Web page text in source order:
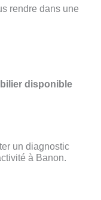
rendre dans une
disponible
un diagnostic
à Banon.